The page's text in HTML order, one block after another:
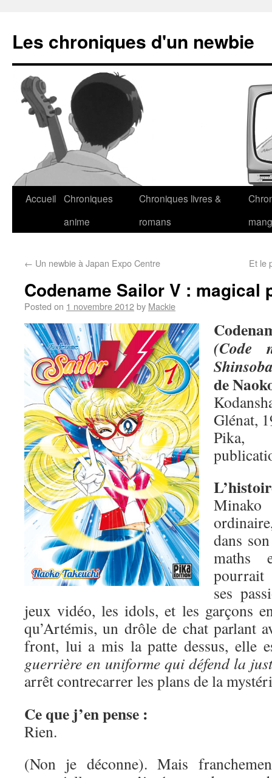
Les chroniques d'un newbie
Accueil Chroniques
anime
Chroniques livres &
romans
← Un newbie à Japan Expo Centre Et le
Codename Sailor V : magical
Posted on 1 novembre 2012by Mackie
(Code
de
Glénat,
Pika,
Minako
dans
maths
pourrait
ses
jeux vidéo, les idols, et les garçons
qu’Artémis, un drôle de chat parlant
front, lui a mis la patte dessus, elle
guerrière en uniforme qui défend la
arrêt contrecarrer les plans de la
Ce que j’en pense :
Rien.
(Non je déconne). Mais